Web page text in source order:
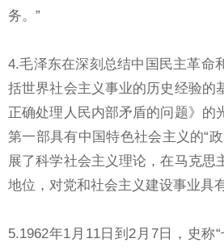
务。”
4.毛泽东在深刻总结中国民主革命
括世界社会主义事业的历史经验的
正确处理人民内部矛盾的问题》的
第一部具有中国特色社会主义的“
展了科学社会主义理论，在马克思
地位，对党和社会主义建设事业具
5.1962年1月11日到2月7日，史称